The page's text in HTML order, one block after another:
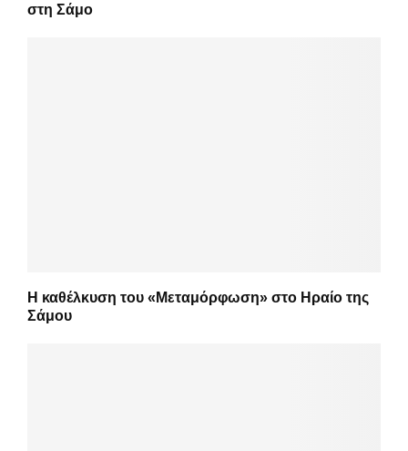
στη Σάμο
Η καθέλκυση του «Μεταμόρφωση» στο Ηραίο της
Σάμου